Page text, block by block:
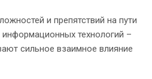
и препятствий на пути
технологий –
сильное взаимное влияние